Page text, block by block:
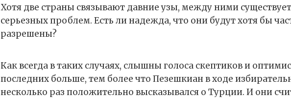
Хотя две страны связывают давние узы, между ними
серьезных проблем. Есть ли надежда, что они будут хотя бы
разрешены?
Как всегда в таких случаях, слышны голоса скептиков и
последних больше, тем более что Пезешкиан в ходе
несколько раз положительно высказывался о Турции. И они